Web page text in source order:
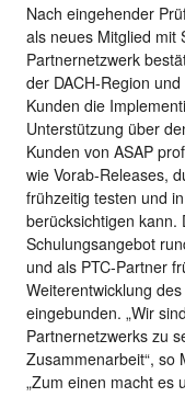
Nach eingehender
als neues Mitglied mit
Partnernetzwerk
der DACH-Region
Kunden die
Unterstützung über
Kunden von ASAP
wie Vorab-Releases,
frühzeitig testen und
berücksichtigen kann.
Schulungsangebot
und als PTC-Partner
Weiterentwicklung
eingebunden. „Wir
Partnernetzwerks zu
Zusammenarbeit“, so
„Zum einen macht es